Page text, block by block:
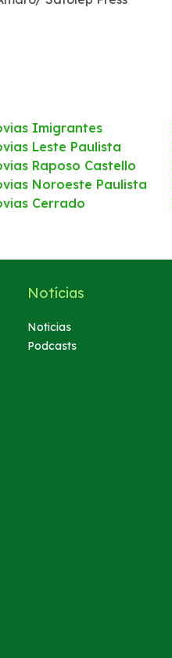
Imigrantes
Leste Paulista
Raposo Castello
Noroeste Paulista
Cerrado
Notícias
Noticias
Podcasts